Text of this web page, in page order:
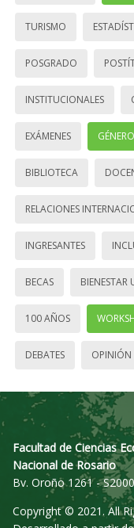
TURISMO
POSGRADO
INSTITUCIONALES
EXÁMENES GÉNERO
BIBLIOTECA
RELACIONES
INGRESANTES
BECAS BIENESTAR
100 AÑOS
DEBATES OPINIÓN
Facultad de Ciencias
Nacional de Rosario
Bv. Oroño 1261 -
Copyright © 2021. All